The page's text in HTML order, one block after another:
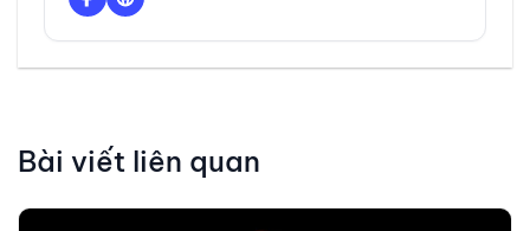
Bài viết liên quan